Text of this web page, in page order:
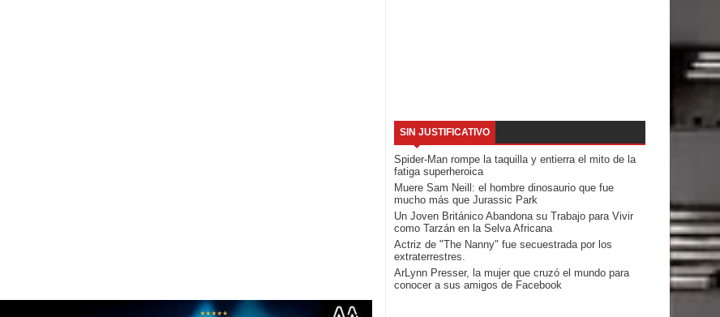
SIN JUSTIFICATIVO
Spider-Man rompe la taquilla y entierra el mito de la
fatiga superheroica
Muere Sam Neill: el hombre dinosaurio que fue
mucho más que Jurassic Park
Un Joven Británico Abandona su Trabajo para Vivir
como Tarzán en la Selva Africana
Actriz de "The Nanny" fue secuestrada por los
extraterrestres.
ArLynn Presser, la mujer que cruzó el mundo para
conocer a sus amigos de Facebook